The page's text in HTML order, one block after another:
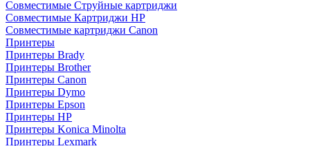
Совместимые Струйные картриджи
Совместимые Картриджи HP
Совместимые картриджи Canon
Принтеры
Принтеры Brady
Принтеры Brother
Принтеры Canon
Принтеры Dymo
Принтеры Epson
Принтеры HP
Принтеры Konica Minolta
Принтеры Lexmark